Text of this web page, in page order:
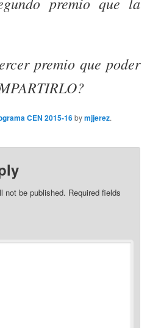
premio que poder
CEN 2015-16bymjjerez.
not be published. Required fields